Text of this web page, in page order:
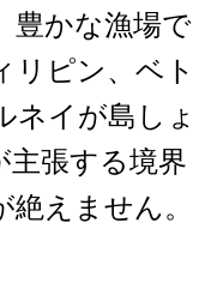
豊かな漁場で
リピン、ベト
ネイが島しょ
主張する境界
えません。